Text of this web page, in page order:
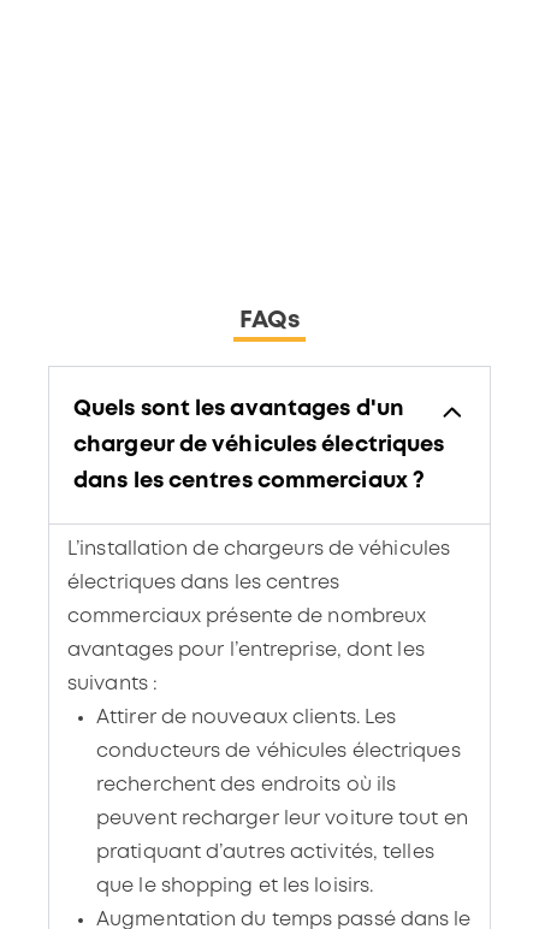
chargeur de véhicules électriques
dans les centres commerciaux ?
électriques dans les centres
commerciaux présente de nombreux
avantages pour l’entreprise, dont les
suivants :
Attirer de nouveaux clients. Les
conducteurs de véhicules électriques
recherchent des endroits où ils
peuvent recharger leur voiture tout en
pratiquant d’autres activités, telles
que le shopping et les loisirs.
Augmentation du temps passé dans le
centre commercial jusqu’à ce que la